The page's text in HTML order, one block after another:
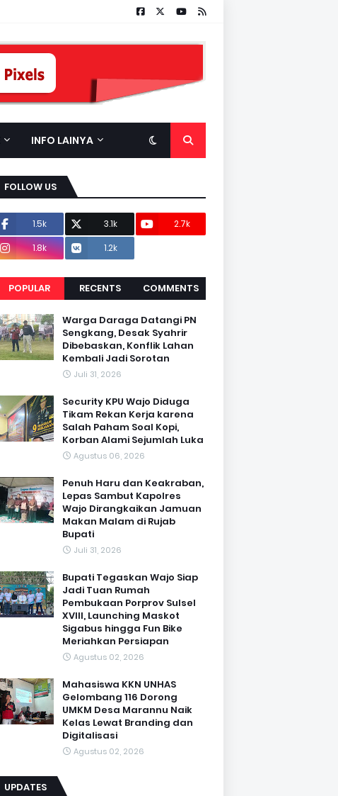
INFO LAINYA
FOLLOW US
1.5k 3.1k
2.7k
1.8k
1.2k
POPULAR RECENTS COMMENTS
Warga Daraga Datangi PN
Sengkang, Desak Syahrir
Dibebaskan, Konflik Lahan
Kembali Jadi Sorotan
Juli 31, 2026
Security KPU Wajo Diduga
Tikam Rekan Kerja karena
Salah Paham Soal Kopi,
Korban Alami Sejumlah Luka
Agustus 06, 2026
Penuh Haru dan Keakraban,
Lepas Sambut Kapolres
Wajo Dirangkaikan Jamuan
Makan Malam di Rujab
Bupati
Juli 31, 2026
Bupati Tegaskan Wajo Siap
Jadi Tuan Rumah
Pembukaan Porprov Sulsel
XVIII, Launching Maskot
Sigabus hingga Fun Bike
Meriahkan Persiapan
Agustus 02, 2026
Mahasiswa KKN UNHAS
Gelombang 116 Dorong
UMKM Desa Marannu Naik
Kelas Lewat Branding dan
Digitalisasi
Agustus 02, 2026
UPDATES